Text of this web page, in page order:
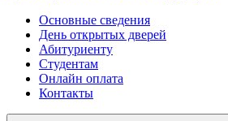
Основные сведения
День открытых дверей
Абитуриенту
Студентам
Онлайн оплата
Контакты